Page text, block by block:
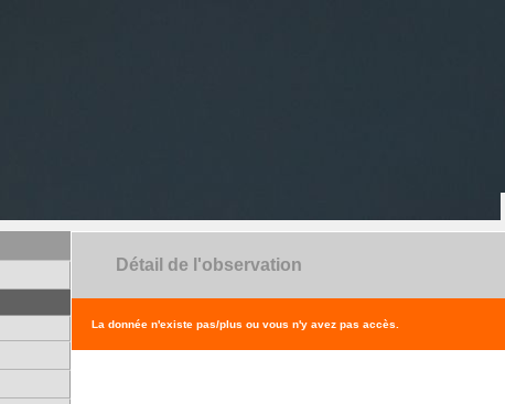
Détail de l'observation
La donnée n'existe pas/plus ou vous n'y avez pas accès.